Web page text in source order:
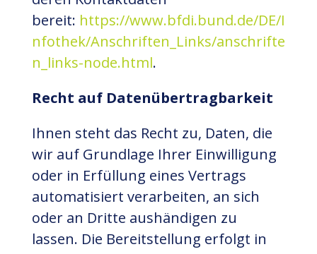
bereit: https://www.bfdi.bund.de/DE/I
nfothek/Anschriften_Links/anschrifte
n_links-node.html.
Recht auf Datenübertragbarkeit
Ihnen steht das Recht zu, Daten, die
wir auf Grundlage Ihrer Einwilligung
oder in Erfüllung eines Vertrags
automatisiert verarbeiten, an sich
oder an Dritte aushändigen zu
lassen. Die Bereitstellung erfolgt in